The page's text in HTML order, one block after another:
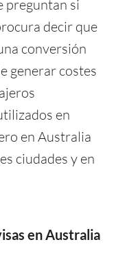
preguntan si
decir que
conversión
generar costes
en
en Australia
ciudades y en
en Australia